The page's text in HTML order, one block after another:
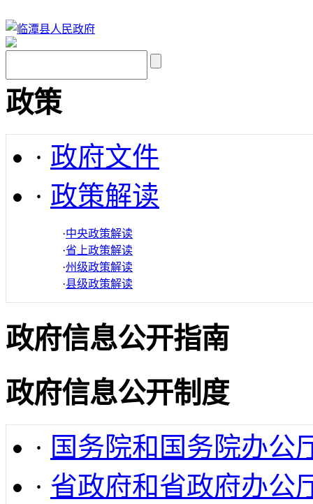
政策
· 政府文件
· 政策解读
·中央政策解读
·省上政策解读
·州级政策解读
·县级政策解读
政府信息公开指南
政府信息公开制度
· 国务院和国务院办公
· 省政府和省政府办公